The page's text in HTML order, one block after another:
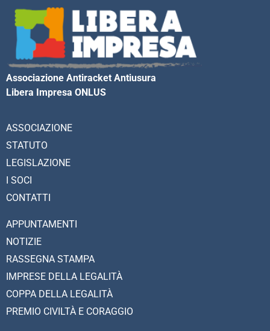
Associazione Antiracket Antiusura
Libera Impresa ONLUS
ASSOCIAZIONE
STATUTO
LEGISLAZIONE
I SOCI
CONTATTI
APPUNTAMENTI
NOTIZIE
RASSEGNA STAMPA
IMPRESE DELLA LEGALITÀ
COPPA DELLA LEGALITÀ
PREMIO CIVILTÀ E CORAGGIO